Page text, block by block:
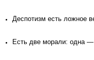
Деспотизм есть ложное
Есть две морали: одна —